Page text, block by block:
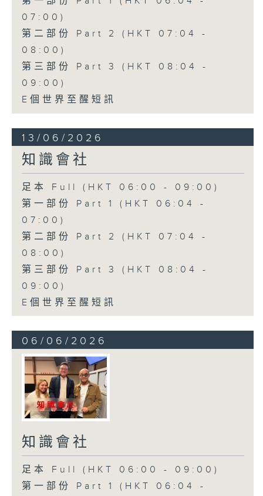
07:00)
第二部份 Part 2 (HKT 07:04 -
08:00)
第三部份 Part 3 (HKT 08:04 -
09:00)
E個世界至醒短訊
13/06/2026
知識會社
足本 Full (HKT 06:00 - 09:00)
第一部份 Part 1 (HKT 06:04 -
07:00)
第二部份 Part 2 (HKT 07:04 -
08:00)
第三部份 Part 3 (HKT 08:04 -
09:00)
E個世界至醒短訊
06/06/2026
知識會社
足本 Full (HKT 06:00 - 09:00)
第一部份 Part 1 (HKT 06:04 -